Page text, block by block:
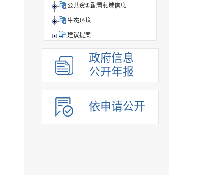
公共资源配置领域信息
生态环境
建议提案
组织管理
应急管理
重点领域
法制政府建设工作年报
政府信息
公开年报
依申请公开